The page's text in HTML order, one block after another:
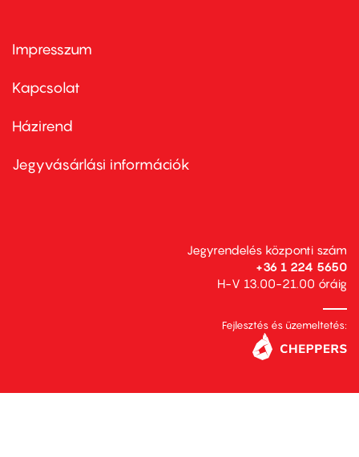
Footer
first
Impresszum
Kapcsolat
Footer
second
Házirend
Jegyvásárlási információk
Jegyrendelés központi szám
+36 1 224 5650
H-V 13.00-21.00 óráig
Fejlesztés és üzemeltetés: